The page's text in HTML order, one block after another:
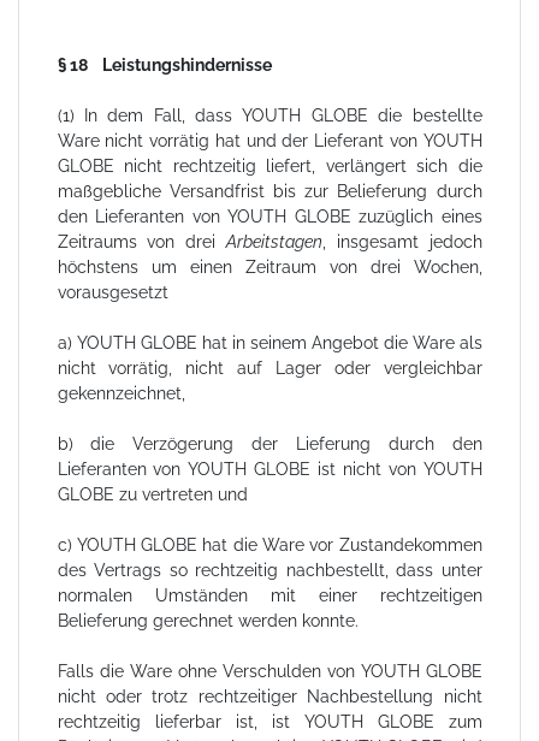
§ 18 Leistungshindernisse
(1) In dem Fall, dass YOUTH GLOBE die bestellte
Ware nicht vorrätig hat und der Lieferant von YOUTH
GLOBE nicht rechtzeitig liefert, verlängert sich die
maßgebliche Versandfrist bis zur Belieferung durch
den Lieferanten von YOUTH GLOBE zuzüglich eines
Zeitraums von dreiArbeitstagen , insgesamt jedoch
höchstens um einen Zeitraum von drei Wochen,
vorausgesetzt
a) YOUTH GLOBE hat in seinem Angebot die Ware als
nicht vorrätig, nicht auf Lager oder vergleichbar
gekennzeichnet,
b) die Verzögerung der Lieferung durch den
Lieferanten von YOUTH GLOBE ist nicht von YOUTH
GLOBE zu vertreten und
c) YOUTH GLOBE hat die Ware vor Zustandekommen
des Vertrags so rechtzeitig nachbestellt, dass unter
normalen Umständen mit einer rechtzeitigen
Belieferung gerechnet werden konnte.
Falls die Ware ohne Verschulden von YOUTH GLOBE
nicht oder trotz rechtzeitiger Nachbestellung nicht
rechtzeitig lieferbar ist, ist YOUTH GLOBE zum